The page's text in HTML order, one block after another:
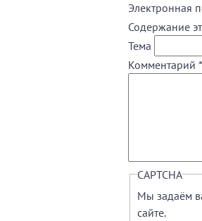
Электронная
Содержание
Тема
Комментарий *
CAPTCHA
Мы задаём
сайте.